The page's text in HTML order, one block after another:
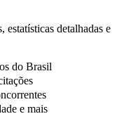
estatísticas detalhadas e
do Brasil
e mais